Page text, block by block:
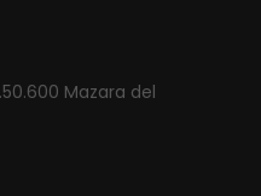
Mazara del